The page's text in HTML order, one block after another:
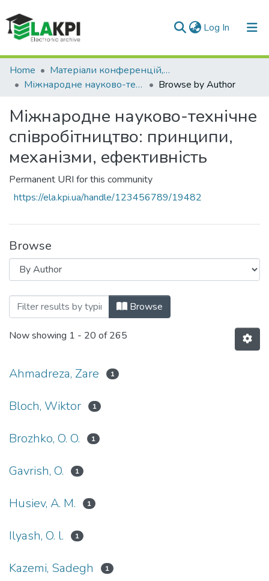
Log In (current)
Communities & Collections
All of DSpace
Home
Матеріали конференцій, семінарів і т.п.
Міжнародне науково-технічне співробітництво: принципи, механізми, ефективність
Browse by Author
Міжнародне науково-технічне
співробітництво: принципи,
механізми, ефективність
Permanent URI for this community
https://ela.kpi.ua/handle/123456789/19482
Browse
Browsing Міжнародне науково-
Browse
Now showing 1 - 20 of 265
Ahmadreza, Zare 1
Bloch, Wiktor 1
Brozhko, O. O. 1
Gavrish, O. 1
Husiev, A. M. 1
Ilyash, O. l. 1
Kazemi, Sadegh 1